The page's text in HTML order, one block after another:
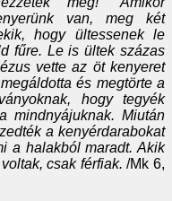
van, meg két
hogy ültessenek le
fűre. Le is ültek százas
vette az öt kenyeret
és megtörte a
hogy tegyék
mindnyájuknak. Miután
a kenyérdarabokat
a halakból maradt. Akik
csak férfiak. /Mk 6,